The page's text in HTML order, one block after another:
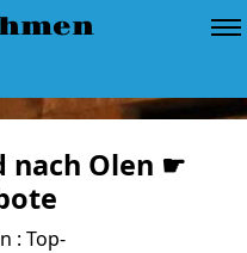
nach Olen ☛
: Top-